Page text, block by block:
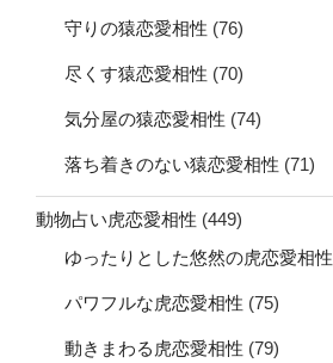
守りの猿恋愛相性 (76)
尽くす猿恋愛相性 (70)
気分屋の猿恋愛相性 (74)
落ち着きのない猿恋愛相性 (71)
動物占い虎恋愛相性 (449)
ゆったりとした悠然の虎恋愛相性
パワフルな虎恋愛相性 (75)
動きまわる虎恋愛相性 (79)